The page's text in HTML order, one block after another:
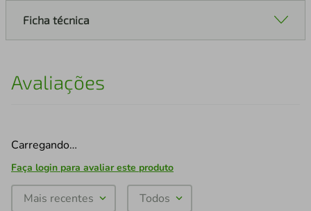
Ficha técnica
Avaliações
Carregando…
Faça login para avaliar este produto
Mais recentes Todos